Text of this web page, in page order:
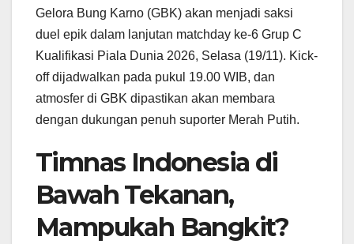
Gelora Bung Karno (GBK) akan menjadi saksi
duel epik dalam lanjutan matchday ke-6 Grup C
Kualifikasi Piala Dunia 2026, Selasa (19/11). Kick-
off dijadwalkan pada pukul 19.00 WIB, dan
atmosfer di GBK dipastikan akan membara
dengan dukungan penuh suporter Merah Putih.
Timnas Indonesia di
Bawah Tekanan,
Mampukah Bangkit?